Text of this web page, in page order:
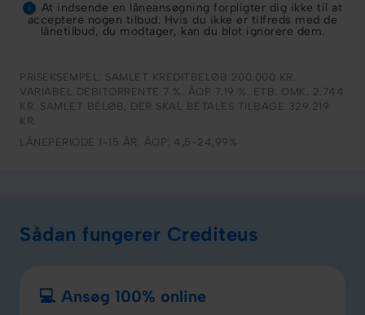
i
At indsende en låneansøgning forpligter dig ikke til at
acceptere nogen tilbud. Hvis du ikke er tilfreds med de
lånetilbud, du modtager, kan du blot ignorere dem.
PRISEKSEMPEL: SAMLET KREDITBELØB 200.000 KR.
VARIABEL DEBITORRENTE 7 %. ÅOP 7.19 %. ETB. OMK. 2.744
KR. SAMLET BELØB, DER SKAL BETALES TILBAGE 329.219
KR.
LÅNEPERIODE 1-15 ÅR. ÅOP: 4,5-24,99%
Sådan fungerer Crediteus
💻 Ansøg 100% online